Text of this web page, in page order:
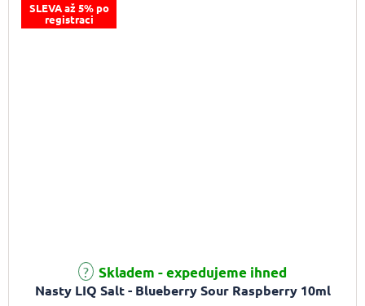
SLEVA až 5% po
registraci
Nasty LIQ Salt - Blueberry Sour Raspberry 10ml
Průměrné hodnocení produktu je 5,0 z 5 hvězdiček.
Skladem - expedujeme ihned